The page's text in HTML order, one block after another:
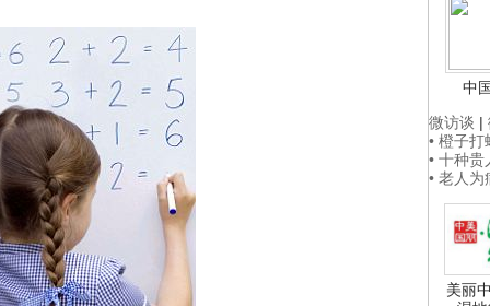
中
微访谈 |
• 橙子
• 十种
• 老人
美丽